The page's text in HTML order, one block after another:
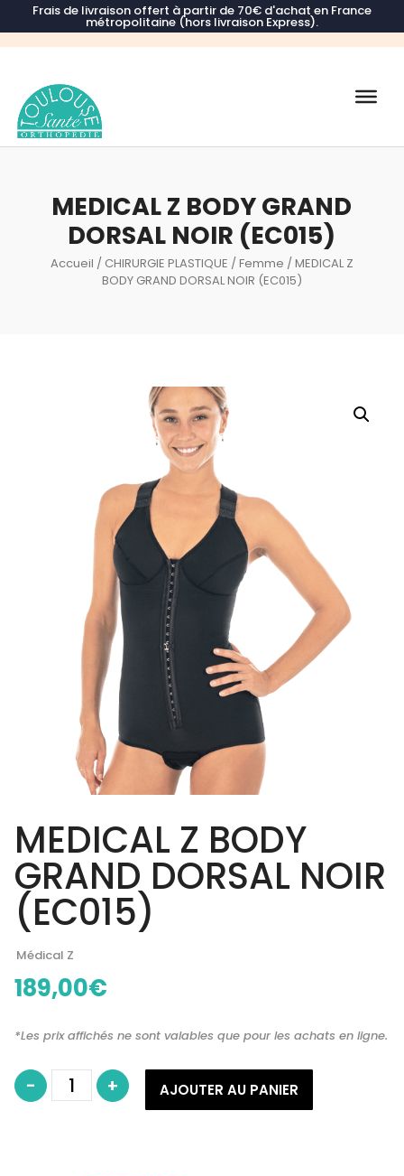
Frais de livraison offert à partir de 70€ d'achat en France
métropolitaine (hors livraison Express).
Recherche
MEDICAL Z BODY GRAND
DORSAL NOIR (EC015)
Accueil / CHIRURGIE PLASTIQUE /Femme / MEDICAL Z
BODY GRAND DORSAL NOIR (EC015)
MEDICAL Z BODY
GRAND DORSAL NOIR
(EC015)
Médical Z
189,00€
*Les prix affichés ne sont valables que pour les achats en ligne.
- quantité
MEDICAL + AJOUTER AU PANIER